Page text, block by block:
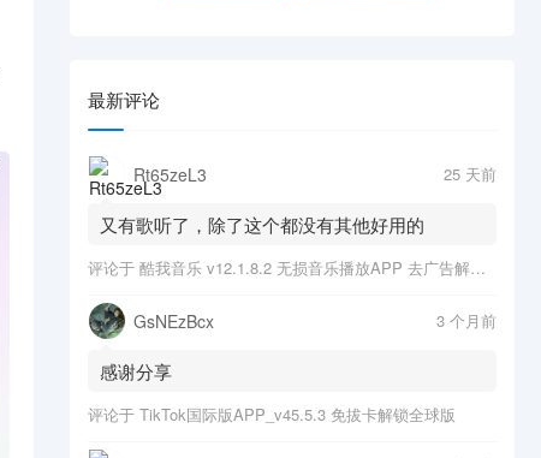
最新评论
Rt65zeL3 25 天前
又有歌听了，除了这个都没有其他好用的
评论于 酷我音乐 v12.1.8.2 无损音乐播放APP 去广告解锁会员版
GsNEzBcx 3 个月前
感谢分享
评论于 TikTok国际版APP_v45.5.3 免拔卡解锁全球版